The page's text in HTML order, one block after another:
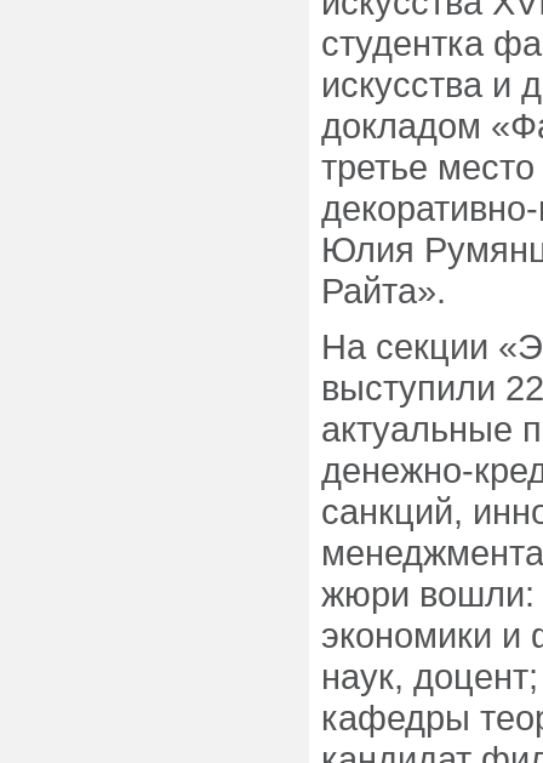
студентка
искусства и
докладом
третье
Юлия
Райта».
На секции
выступили
актуальные
денежно-
санкций,
жюри вошли:
экономики и
наук,
кафедры